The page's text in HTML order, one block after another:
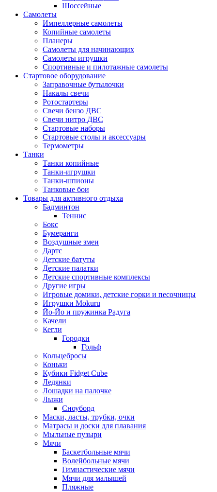
Шоссейные
Самолеты
Импеллерные самолеты
Копийные самолеты
Планеры
Самолеты для начинающих
Самолеты игрушки
Спортивные и пилотажные самолеты
Стартовое оборудование
Заправочные бутылочки
Накалы свечи
Ротостартеры
Свечи бензо ДВС
Свечи нитро ДВС
Стартовые наборы
Стартовые столы и аксессуары
Термометры
Танки
Танки копийные
Танки-игрушки
Танки-шпионы
Танковые бои
Товары для активного отдыха
Бадминтон
Теннис
Бокс
Бумеранги
Воздушные змеи
Дартс
Детские батуты
Детские палатки
Детские спортивные комплексы
Другие игры
Игровые домики, детские горки и песочницы
Игрушки Mokuru
Йо-Йо и пружинка Радуга
Качели
Кегли
Городки
Гольф
Кольцебросы
Коньки
Кубики Fidget Cube
Ледянки
Лошадки на палочке
Лыжи
Сноуборд
Маски, ласты, трубки, очки
Матрасы и доски для плавания
Мыльные пузыри
Мячи
Баскетбольные мячи
Волейбольные мячи
Гимнастические мячи
Мячи для малышей
Пляжные